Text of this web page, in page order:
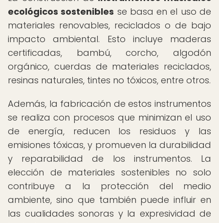
ecológicos sostenibles se basa en el uso de
materiales renovables, reciclados o de bajo
impacto ambiental. Esto incluye maderas
certificadas, bambú, corcho, algodón
orgánico, cuerdas de materiales reciclados,
resinas naturales, tintes no tóxicos, entre otros.
Además, la fabricación de estos instrumentos
se realiza con procesos que minimizan el uso
de energía, reducen los residuos y las
emisiones tóxicas, y promueven la durabilidad
y reparabilidad de los instrumentos. La
elección de materiales sostenibles no solo
contribuye a la protección del medio
ambiente, sino que también puede influir en
las cualidades sonoras y la expresividad de